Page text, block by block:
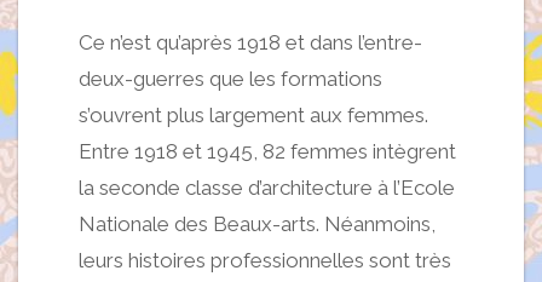
Ce n’est qu’après 1918 et dans l’entre-
deux-guerres que les formations
s’ouvrent plus largement aux femmes.
Entre 1918 et 1945, 82 femmes intègrent
la seconde classe d’architecture à l’Ecole
Nationale des Beaux-arts. Néanmoins,
leurs histoires professionnelles sont très